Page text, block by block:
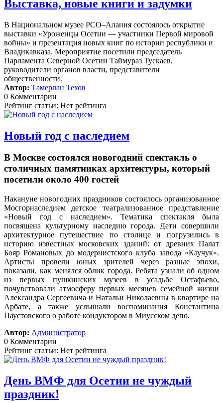
Выставка, новые книги и задумки
В Национальном музее РСО–Алания состоялось открытие
выставки «Уроженцы Осетии — участники Первой мировой
войны» и презентация новых книг по истории республики и
Владикавказа. Мероприятие посетили председатель
Парламента Северной Осетии Таймураз Тускаев,
руководители органов власти, представители
общественности.
Автор: Тамерлан Техов
0 Комментарии
Рейтинг статьи: Нет рейтинга
Новый год с наследием
В Москве состоялся новогодний спектакль о
столичных памятниках архитектуры, который
посетили около 400 гостей
Накануне новогодних праздников состоялось организованное
Мосгорнаследием детское театрализованное представление
«Новый год с наследием».
Тематика спектакля была
посвящена культурному наследию города. Дети совершили
архитектурное путешествие по столице и погрузились в
историю известных московских зданий: от древних Палат
Бояр Романовых до модернистского клуба завода «Каучук».
Артисты провели юных зрителей через разные эпохи,
показали, как менялся облик города. Ребята узнали об одном
из первых пушкинских музеев в усадьбе Остафьево,
почувствовали атмосферу первых месяцев семейной жизни
Александра Сергеевича и Натальи Николаевны в квартире на
Арбате, а также услышали воспоминания Константина
Паустовского о работе кондуктором в Миусском депо.
Автор: Администратор
0 Комментарии
Рейтинг статьи: Нет рейтинга
День ВМФ для Осетии не чуждый
праздник!